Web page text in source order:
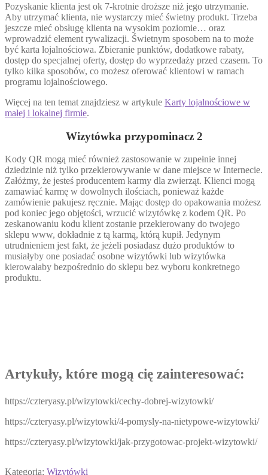
Pozyskanie klienta jest ok 7-krotnie droższe niż jego utrzymanie.
Aby utrzymać klienta, nie wystarczy mieć świetny produkt. Trzeba
jeszcze mieć obsługę klienta na wysokim poziomie… oraz
wprowadzić element rywalizacji. Świetnym sposobem na to może
być karta lojalnościowa. Zbieranie punktów, dodatkowe rabaty,
dostęp do specjalnej oferty, dostęp do wyprzedaży przed czasem. To
tylko kilka sposobów, co możesz oferować klientowi w ramach
programu lojalnościowego.
Więcej na ten temat znajdziesz w artykule Karty lojalnościowe w
małej i lokalnej firmie.
Wizytówka przypominacz 2
Kody QR mogą mieć również zastosowanie w zupełnie innej
dziedzinie niż tylko przekierowywanie w dane miejsce w Internecie.
Załóżmy, że jesteś producentem karmy dla zwierząt. Klienci mogą
zamawiać karmę w dowolnych ilościach, ponieważ każde
zamówienie pakujesz ręcznie. Mając dostęp do opakowania możesz
pod koniec jego objętości, wrzucić wizytówkę z kodem QR. Po
zeskanowaniu kodu klient zostanie przekierowany do twojego
sklepu www, dokładnie z tą karmą, którą kupił. Jedynym
utrudnieniem jest fakt, że jeżeli posiadasz dużo produktów to
musiałyby one posiadać osobne wizytówki lub wizytówka
kierowałaby bezpośrednio do sklepu bez wyboru konkretnego
produktu.
Artykuły, które mogą cię zainteresować:
https://czteryasy.pl/wizytowki/cechy-dobrej-wizytowki/
https://czteryasy.pl/wizytowki/4-pomysly-na-nietypowe-wizytowki/
https://czteryasy.pl/wizytowki/jak-przygotowac-projekt-wizytowki/
Kategoria: Wizytówki